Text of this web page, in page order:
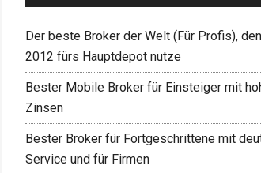
Der beste Broker der Welt (Für Profis),
2012 fürs Hauptdepot nutze
Bester Mobile Broker für Einsteiger mit
Zinsen
Bester Broker für Fortgeschrittene mit
Service und für Firmen